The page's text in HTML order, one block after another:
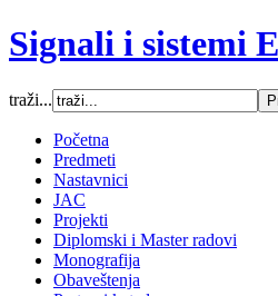
Signali i sistemi
traži...
Početna
Predmeti
Nastavnici
JAC
Projekti
Diplomski i Master radovi
Monografija
Obaveštenja
Increase font size
Decrease font size
Default font size
SCREEN